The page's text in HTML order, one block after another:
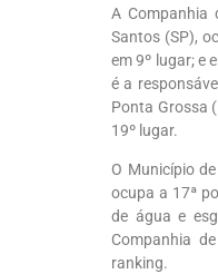
A Companhia
Santos (SP),
em 9º lugar; e
é a
Ponta Grossa
19º lugar.
O Município
ocupa a 17ª
de água e
Companhia
ranking.